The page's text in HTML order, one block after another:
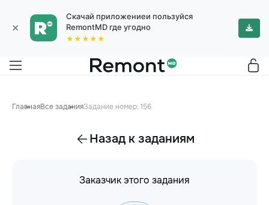
×
Скачай приложениеи пользуйся
RemontMD где угодно
★★★★★
ГлавнаяВсе заданияЗадание номер: 156
Назад к заданиям
Заказчик этого задания